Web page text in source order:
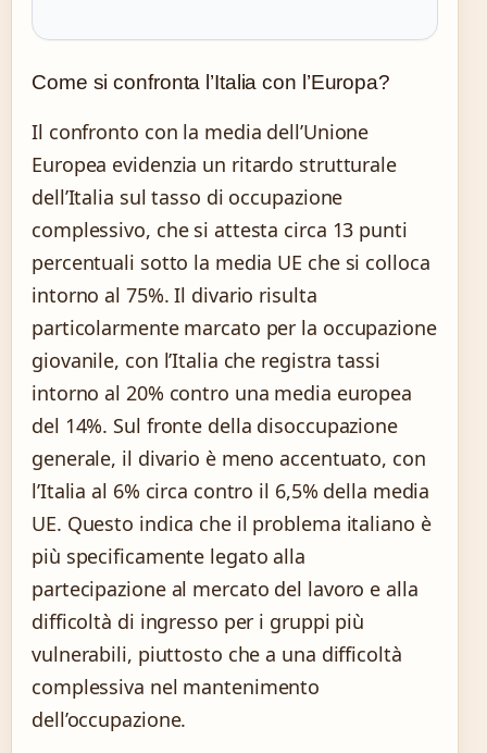
Come si confronta l’Italia con l’Europa?
Il confronto con la media dell’Unione
Europea evidenzia un ritardo strutturale
dell’Italia sul tasso di occupazione
complessivo, che si attesta circa 13 punti
percentuali sotto la media UE che si colloca
intorno al 75%. Il divario risulta
particolarmente marcato per la occupazione
giovanile, con l’Italia che registra tassi
intorno al 20% contro una media europea
del 14%. Sul fronte della disoccupazione
generale, il divario è meno accentuato, con
l’Italia al 6% circa contro il 6,5% della media
UE. Questo indica che il problema italiano è
più specificamente legato alla
partecipazione al mercato del lavoro e alla
difficoltà di ingresso per i gruppi più
vulnerabili, piuttosto che a una difficoltà
complessiva nel mantenimento
dell’occupazione.